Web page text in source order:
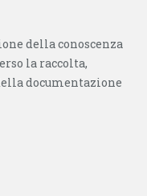
della conoscenza
la raccolta,
documentazione